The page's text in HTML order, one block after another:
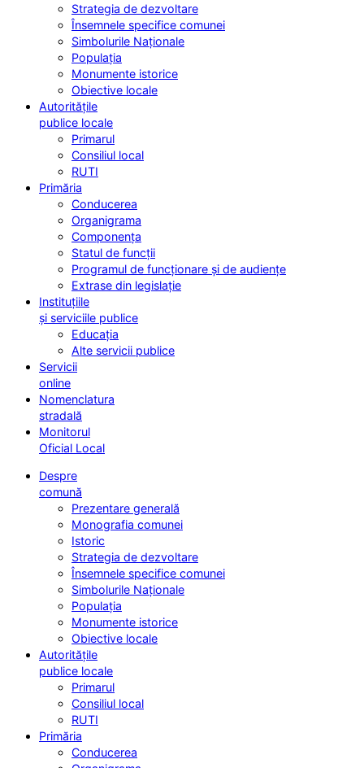
Strategia de dezvoltare
Însemnele specifice comunei
Simbolurile Naționale
Populația
Monumente istorice
Obiective locale
Autoritățile
publice locale
Primarul
Consiliul local
RUTI
Primăria
Conducerea
Organigrama
Componența
Statul de funcții
Programul de funcționare și de audiențe
Extrase din legislație
Instituțiile
și serviciile publice
Educația
Alte servicii publice
Servicii
online
Nomenclatura
stradală
Monitorul
Oficial Local
Despre
comună
Prezentare generală
Monografia comunei
Istoric
Strategia de dezvoltare
Însemnele specifice comunei
Simbolurile Naționale
Populația
Monumente istorice
Obiective locale
Autoritățile
publice locale
Primarul
Consiliul local
RUTI
Primăria
Conducerea